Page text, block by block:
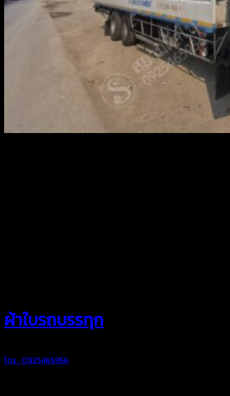
ผ้าใบรถบรรทุก
โทร : 0925465956